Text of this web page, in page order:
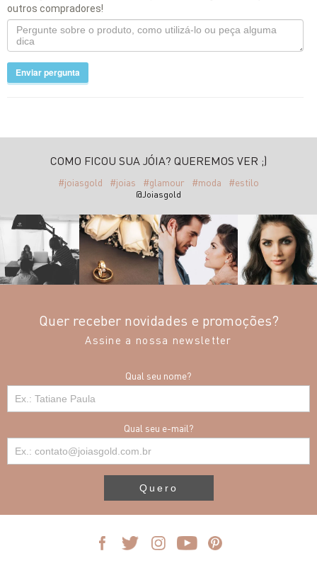
outros compradores!
Enviar pergunta
COMO FICOU SUA JÓIA? QUEREMOS VER ;)
#joiasgold #joias #glamour #moda #estilo
@Joiasgold
Quer receber novidades e promoções?
Assine a nossa newsletter
Qual seu nome?
Qual seu e-mail?
Quero